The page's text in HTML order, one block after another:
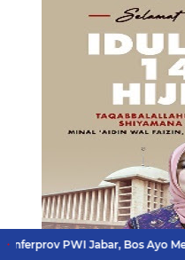
Bos Ayo Media Sambangi